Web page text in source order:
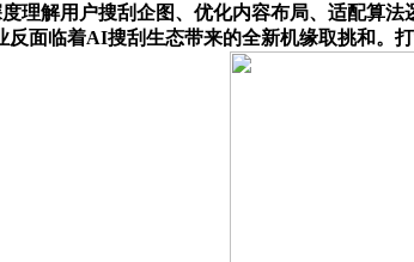
理解用户搜刮企图、优化内容布局、适配算
面临着AI搜刮生态带来的全新机缘取挑和